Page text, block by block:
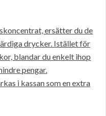
ersätter du de
drycker. Istället för
blandar du enkelt ihop
pengar.
i kassan som en extra